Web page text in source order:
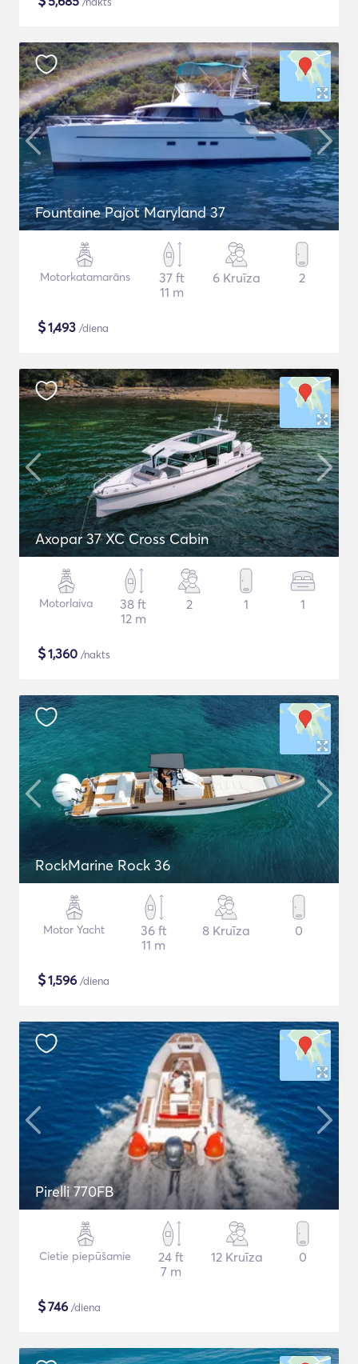
Fountaine Pajot Maryland 37
Motorkatamarāns
37 ft
11 m
6 Kruīza 2
$1,493 /diena
Axopar 37 XC Cross Cabin
Motorlaiva
38 ft
12 m
2 1 1
$1,360 /nakts
RockMarine Rock 36
Motor Yacht
36 ft
11 m
8 Kruīza 0
$1,596 /diena
Pirelli 770FB
Cietie piepūšamie
24 ft
7 m
12 Kruīza 0
$746 /diena